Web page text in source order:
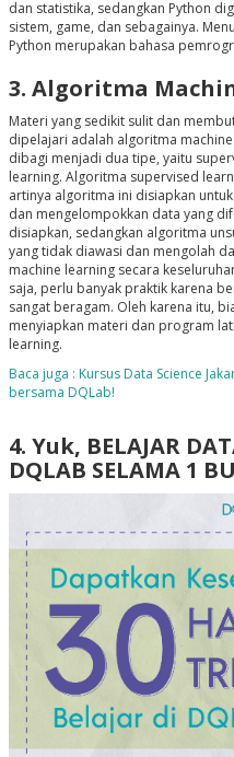
dan statistika, sedangkan Python
sistem, game, dan sebagainya.
Python merupakan bahasa
3. Algoritma
Materi yang sedikit sulit dan
dipelajari adalah algoritma
dibagi menjadi dua tipe, yaitu
learning. Algoritma supervised
artinya algoritma ini disiapkan
dan mengelompokkan data yang
disiapkan, sedangkan algoritma
yang tidak diawasi dan mengolah
machine learning secara
saja, perlu banyak praktik karena
sangat beragam. Oleh karena itu,
menyiapkan materi dan program
learning.
Baca juga : Kursus Data Science
bersama DQLab!
4. Yuk, BELAJAR
DQLAB SELAMA 1